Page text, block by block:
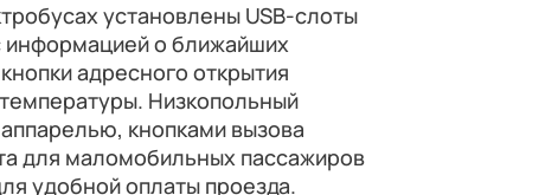
установлены USB-слоты
информацией о ближайших
адресного открытия
Низкопольный
кнопками вызова
для маломобильных пассажиров
удобной оплаты проезда.